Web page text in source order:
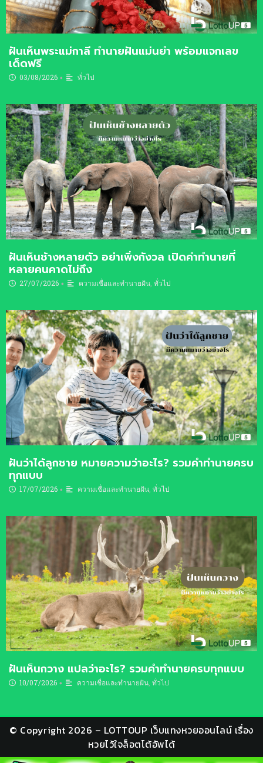
ฝันเห็นพระแม่กาลี ทำนายฝันแม่นยำ พร้อมแจกเลข
เด็ดฟรี
03/08/2026 • ทั่วไป
ฝันเห็นช้างหลายตัว อย่าเพิ่งกังวล เปิดคำทำนายที่
หลายคนคาดไม่ถึง
27/07/2026 • ความเชื่อและทำนายฝัน, ทั่วไป
ฝันว่าได้ลูกชาย หมายความว่าอะไร? รวมคำทำนายครบ
ทุกแบบ
17/07/2026 • ความเชื่อและทำนายฝัน, ทั่วไป
ฝันเห็นกวาง แปลว่าอะไร? รวมคำทำนายครบทุกแบบ
10/07/2026 • ความเชื่อและทำนายฝัน, ทั่วไป
© Copyright 2026 – LOTTOUP เว็บแทงหวยออนไลน์ เรื่อง
หวยไว้ใจล็อตโต้อัพได้